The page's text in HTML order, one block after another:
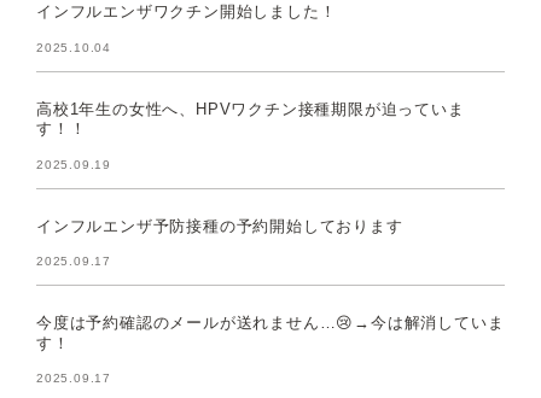
インフルエンザワクチン開始しました！
2025.10.04
高校1年生の女性へ、HPVワクチン接種期限が迫っていま
す！！
2025.09.19
インフルエンザ予防接種の予約開始しております
2025.09.17
今度は予約確認のメールが送れません…😢→今は解消していま
す！
2025.09.17